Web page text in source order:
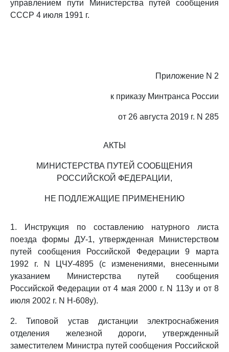
управлением пути Министерства путей сообщения
СССР 4 июля 1991 г.
Приложение N 2
к приказу Минтранса России
от 26 августа 2019 г. N 285
АКТЫ
МИНИСТЕРСТВА ПУТЕЙ СООБЩЕНИЯ
РОССИЙСКОЙ ФЕДЕРАЦИИ,
НЕ ПОДЛЕЖАЩИЕ ПРИМЕНЕНИЮ
1. Инструкция по составлению натурного листа
поезда формы ДУ-1, утвержденная Министерством
путей сообщения Российской Федерации 9 марта
1992 г. N ЦЧУ-4895 (с изменениями, внесенными
указанием Министерства путей сообщения
Российской Федерации от 4 мая 2000 г. N 113у и от 8
июля 2002 г. N Н-608у).
2. Типовой устав дистанции электроснабжения
отделения железной дороги, утвержденный
заместителем Министра путей сообщения Российской